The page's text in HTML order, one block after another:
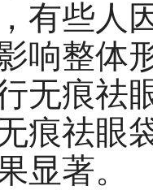
有些人
响整体
无痕祛
痕祛眼
显著。